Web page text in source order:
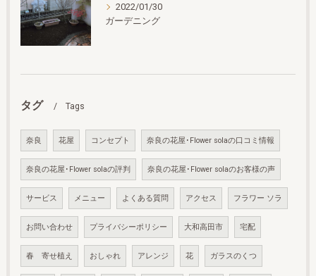
2022/01/30
ガーデニング
タグ Tags
奈良 花屋 コンセプト 奈良の花屋･Flower solaの口コミ情報
奈良の花屋･Flower solaの評判 奈良の花屋･Flower solaのお客様の声
サービス メニュー よくある質問 アクセス フラワー ソラ
お問い合わせ プライバシーポリシー 大和高田市 宅配
春 寄せ植え おしゃれ アレンジ 花 ガラスのくつ